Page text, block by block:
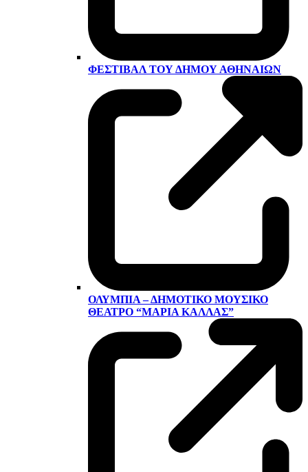
ΦΕΣΤΙΒΆΛ ΤΟΥ ΔΉΜΟΥ ΑΘΗΝΑΊΩΝ
ΟΛΎΜΠΙΑ – ΔΗΜΟΤΙΚΌ ΜΟΥΣΙΚΌ
ΘΈΑΤΡΟ “ΜΑΡΊΑ ΚΆΛΛΑΣ”